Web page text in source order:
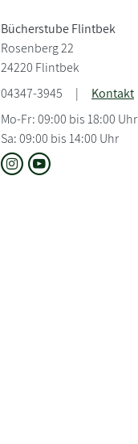
Bücherstube Flintbek
Rosenberg 22
24220 Flintbek
04347-3945
|
Kontakt
Mo-Fr: 09:00 bis 18:00 Uhr
Sa: 09:00 bis 14:00 Uhr